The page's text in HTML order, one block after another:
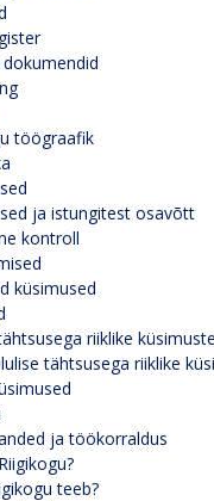
töögraafik
ja istungitest osavõtt
kontroll
küsimused
riiklike
tähtsusega riiklike
ja töökorraldus
teeb?